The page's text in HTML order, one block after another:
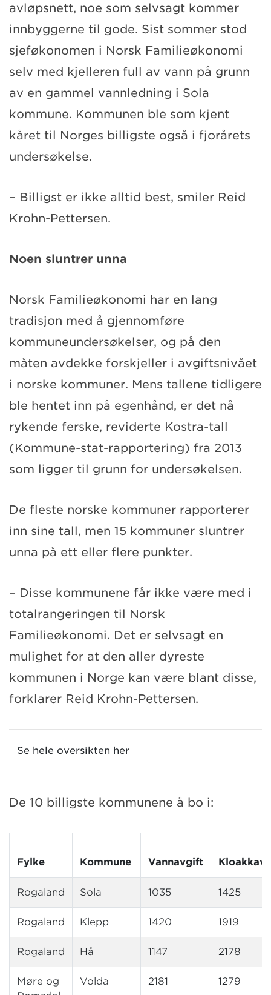
avløpsnett, noe som selvsagt kommer
innbyggerne til gode. Sist sommer stod
sjeføkonomen i Norsk Familieøkonomi
selv med kjelleren full av vann på grunn
av en gammel vannledning i Sola
kommune. Kommunen ble som kjent
kåret til Norges billigste også i fjorårets
undersøkelse.
– Billigst er ikke alltid best, smiler Reid
Krohn-Pettersen.
Noen sluntrer unna
Norsk Familieøkonomi har en lang
tradisjon med å gjennomføre
kommuneundersøkelser, og på den
måten avdekke forskjeller i avgiftsnivået
i norske kommuner. Mens tallene tidligere
ble hentet inn på egenhånd, er det nå
rykende ferske, reviderte Kostra-tall
(Kommune-stat-rapportering) fra 2013
som ligger til grunn for undersøkelsen.
De fleste norske kommuner rapporterer
inn sine tall, men 15 kommuner sluntrer
unna på ett eller flere punkter.
– Disse kommunene får ikke være med i
totalrangeringen til Norsk
Familieøkonomi. Det er selvsagt en
mulighet for at den aller dyreste
kommunen i Norge kan være blant disse,
forklarer Reid Krohn-Pettersen.
Se hele oversikten her
De 10 billigste kommunene å bo i:
Fylke Kommune Vannavgift
Rogaland Sola 1035 1425
Rogaland Klepp 1420 1919
Rogaland Hå 1147 2178
Møre og
Volda 2181 1279